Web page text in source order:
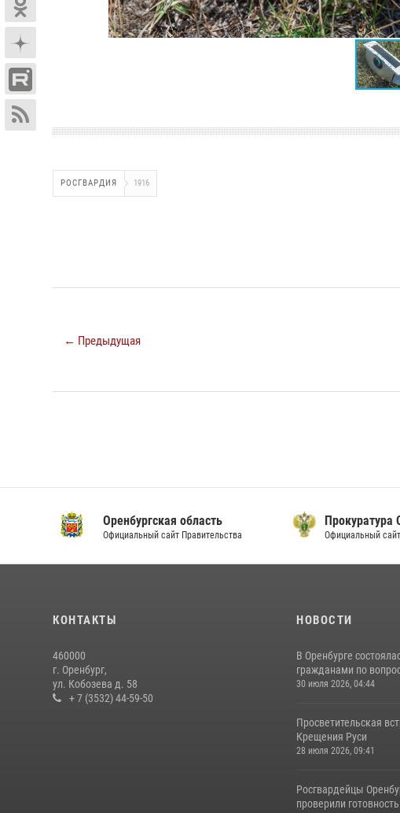
РОСГВАРДИЯ 1916
← Предыдущая
Оренбургская область
Официальный сайт Правительства
Прокуратура
Официальный сайт
КОНТАКТЫ
460000
г. Оренбург,
ул. Кобозева д. 58
+ 7 (3532) 44-59-50
НОВОСТИ
В Оренбурге
гражданами по
30 июля 2026, 04:44
Просветительская
Крещения Руси
28 июля 2026, 09:41
Росгвардейцы
проверили